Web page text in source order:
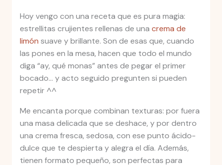
Hoy vengo con una receta que es pura magia:
estrellitas crujientes rellenas de una crema de
limón suave y brillante. Son de esas que, cuando
las pones en la mesa, hacen que todo el mundo
diga “ay, qué monas” antes de pegar el primer
bocado… y acto seguido pregunten si pueden
repetir ^^
Me encanta porque combinan texturas: por fuera
una masa delicada que se deshace, y por dentro
una crema fresca, sedosa, con ese punto ácido-
dulce que te despierta y alegra el día. Además,
tienen formato pequeño, son perfectas para